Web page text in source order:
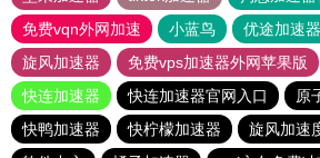
免费vqn外网加速
小蓝鸟 优途加速
旋风加速器
免费vps加速器外网苹果版
快连加速器
快连加速器官网入口
原
快鸭加速器
快柠檬加速器 旋风加速